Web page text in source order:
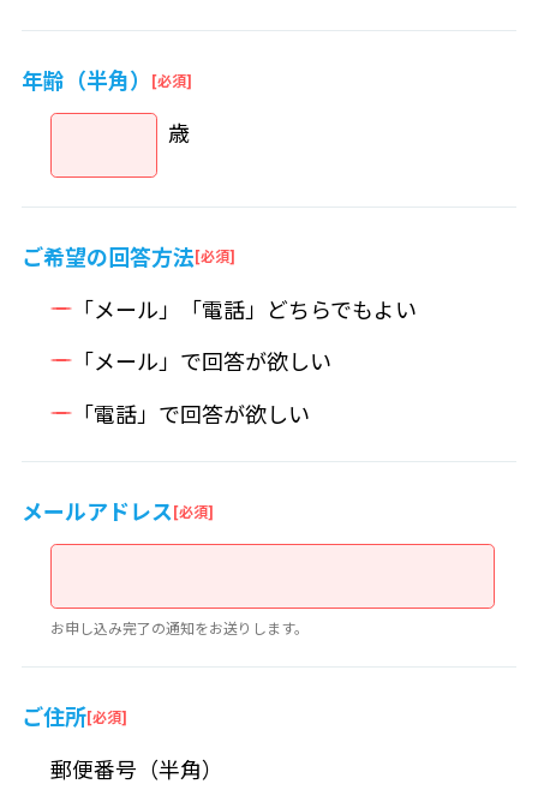
年齢（半角）
歳
ご希望の回答方法
「メール」「電話」どちらでもよい
「メール」で回答が欲しい
「電話」で回答が欲しい
メールアドレス
お申し込み完了の通知をお送りします。
ご住所
郵便番号（半角）